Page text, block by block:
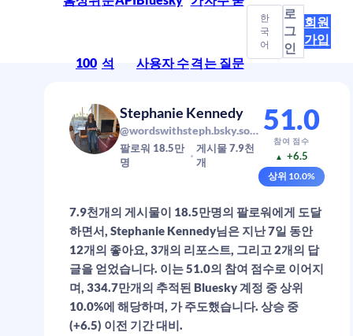
100 석 사용자 수격는 질문
한
국
어
로
그
인
회원
가입
Stephanie Kennedy
@wordswithsteph.bsky.social
팔로워 18.5만
명
게시물7.9천
개
51.0
참여 점수
▲ +6.5
상위 10.0%
7.9천개의 게시물이 18.5만명의 팔로워에게 도달
하면서, Stephanie Kennedy님은 지난 7일 동안
12개의 좋아요, 3개의 리포스트, 그리고 2개의 답
글을 얻었습니다. 이는 51.0의 참여 점수로 이어지
며, 334.7만개의 추적된 Bluesky 계정 중 상위
10.0%에 해당하며, 가 주도했습니다. 상승 중
(+6.5) 이전 기간 대비.